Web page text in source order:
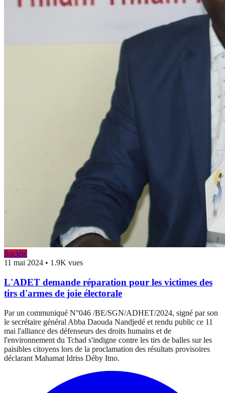
Société
11 mai 2024 • 1.9K vues
L'ADET demande réparation pour les victimes des
tirs d'armes de joie électorale
Par un communiqué N°046 /BE/SGN/ADHET/2024, signé par son
le secrétaire général Abba Daouda Nandjedé et rendu public ce 11
mai l'alliance des défenseurs des droits humains et de
l'environnement du Tchad s'indigne contre les tirs de balles sur les
paisibles citoyens lors de la proclamation des résultats provisoires
déclarant Mahamat Idriss Déby Itno.